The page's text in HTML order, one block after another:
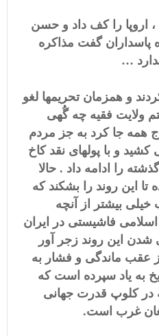
اروپا را کف داد و حسن
پاسداران گفت مذاکره
…
و همزمان تحریمها لغو
فقیه چه گُهی
همه جا کرد به جز مردم
کشید و با پولهای نقد کاخ
روند 40 سال گذشته را ادامه داد . حالا
این روند را بشکند که
بیشتر از آنچه
فاشیستی در ایران
شدن این روند زجر آور
عقب ماندگی و فشار به
به یاد سپرده است که
در کلوپ قدرت جهانی
غرب است.